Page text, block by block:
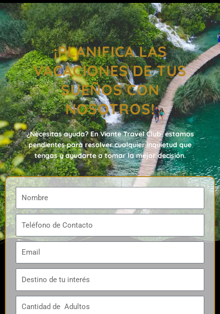
¡PLANIFICA LAS
VACACIONES DE TUS
SUEÑOS CON
NOSOTROS!
¿Necesitas ayuda? En Viante Travel Club estamos
pendientes para resolver cualquier inquietud que
tengas y ayudarte a tomar la mejor decisión.